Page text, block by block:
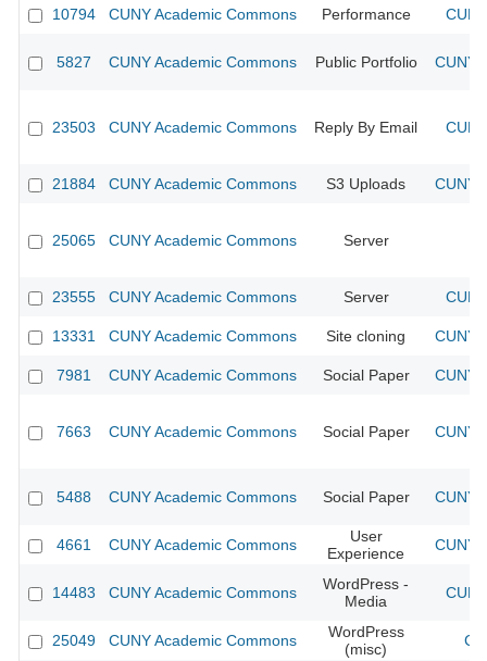
10794 CUNY Academic Commons Performance
5827 CUNY Academic Commons Public Portfolio CUNY
23503 CUNY Academic Commons Reply By Email
21884 CUNY Academic Commons S3 Uploads CUNY
25065 CUNY Academic Commons Server
23555 CUNY Academic Commons Server
13331 CUNY Academic Commons Site cloning CUNY
7981 CUNY Academic Commons Social Paper CUNY
7663 CUNY Academic Commons Social Paper CUNY
5488 CUNY Academic Commons Social Paper CUNY
4661 CUNY Academic Commons
User
Experience
CUNY
14483 CUNY Academic Commons
WordPress -
Media
25049 CUNY Academic Commons
WordPress
(misc)